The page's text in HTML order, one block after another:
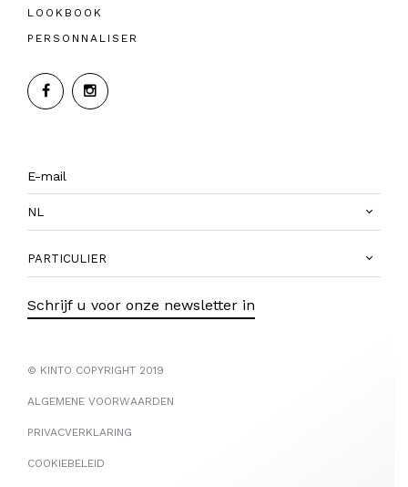
LOOKBOOK
PERSONNALISER
NL
PARTICULIER
Schrijf u voor onze newsletter in
© KINTO COPYRIGHT 2019
ALGEMENE VOORWAARDEN
PRIVACVERKLARING
COOKIEBELEID